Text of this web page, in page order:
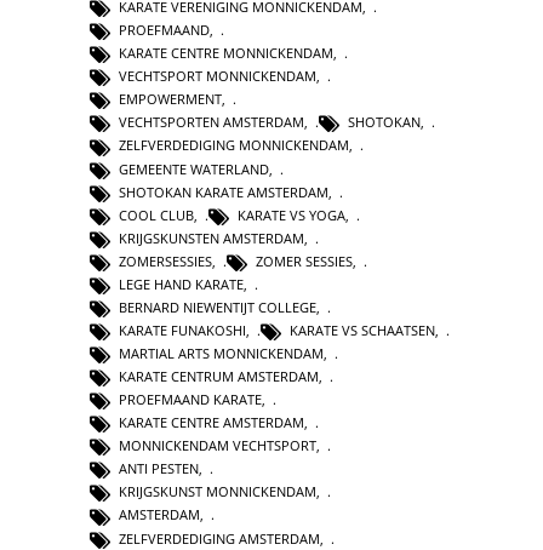
KARATE VERENIGING MONNICKENDAM,
PROEFMAAND,
KARATE CENTRE MONNICKENDAM,
VECHTSPORT MONNICKENDAM,
EMPOWERMENT,
VECHTSPORTEN AMSTERDAM, SHOTOKAN,
ZELFVERDEDIGING MONNICKENDAM,
GEMEENTE WATERLAND
SHOTOKAN KARATE AMSTERDAM
COOL CLUB
KARATE VS YOGA
KRIJGSKUNSTEN AMSTERDAM
ZOMERSESSIES
ZOMER SESSIES
LEGE HAND KARATE
BERNARD NIEWENTIJT COLLEGE
KARATE FUNAKOSHI
KARATE VS SCHAATSEN
MARTIAL ARTS MONNICKENDAM,
KARATE CENTRUM AMSTERDAM,
PROEFMAAND KARATE,
KARATE CENTRE AMSTERDAM,
MONNICKENDAM VECHTSPORT,
ANTI PESTEN,
KRIJGSKUNST MONNICKENDAM,
AMSTERDAM,
ZELFVERDEDIGING AMSTERDAM